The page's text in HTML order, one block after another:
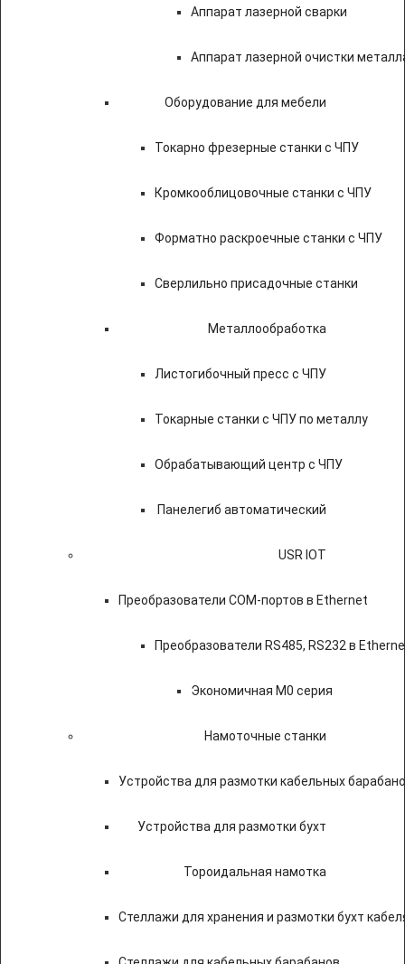
Аппарат лазерной сварки
Аппарат лазерной очистки
Оборудование для мебели
Токарно фрезерные станки с ЧПУ
Кромкооблицовочные станки с ЧПУ
Форматно раскроечные станки с ЧПУ
Сверлильно присадочные станки
Металлообработка
Листогибочный пресс с ЧПУ
Токарные станки с ЧПУ по металлу
Обрабатывающий центр с ЧПУ
Панелегиб автоматический
USR IOT
Преобразователи COM-портов в Ethernet
Преобразователи RS485, RS232 в
Экономичная M0 серия
Намоточные станки
Устройства для размотки кабельных
Устройства для размотки бухт
Тороидальная намотка
Стеллажи для хранения и размотки бухт